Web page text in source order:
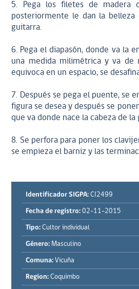
5. Pega los filetes de madera
posteriormente le dan la belleza
guitarra.
6. Pega el diapasón, donde va la
una medida milimétrica y va de
equivoca en un espacio, se
7. Después se pega el puente, se
figura se desea y después se
que va donde nace la cabeza de la
8. Se perfora para poner los
se empieza el barniz y las
Identificador SIGPA: CI2499
Fecha de registro: 02-11-2015
Tipo: Cultor individual
Género: Masculino
Comuna: Vicuña
Region: Coquimbo